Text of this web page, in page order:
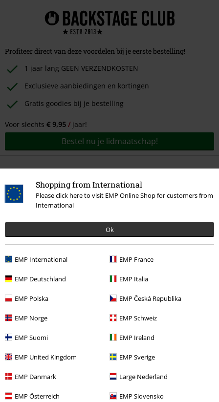
Shopping from International
Please click here to visit EMP Online Shop for customers from
International
Ok
EMP International EMP France
EMP Deutschland EMP Italia
EMP Polska EMP Česká Republika
EMP Norge EMP Schweiz
EMP Suomi EMP Ireland
EMP United Kingdom EMP Sverige
EMP Danmark Large Nederland
EMP Österreich EMP Slovensko
Profiteer direct van deze voordelen bij je eerste bestelling!
1 jaar lang GEEN VERZENDKOSTEN
Exclusieve aanbiedingen en kortingen
Gratis goodies bij je bestelling
Voor slechts € 9,95 jaar!
Bestel nu je lidmaatschap!
%
Vanaf€ 69,99
Jumpsuit
€ 26,39